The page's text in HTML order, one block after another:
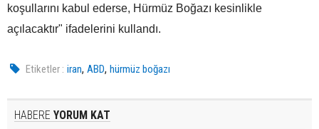
koşullarını kabul ederse, Hürmüz Boğazı kesinlikle
açılacaktır" ifadelerini kullandı.
Etiketler : iran,ABD,hürmüz boğazı
HABERE YORUM KAT